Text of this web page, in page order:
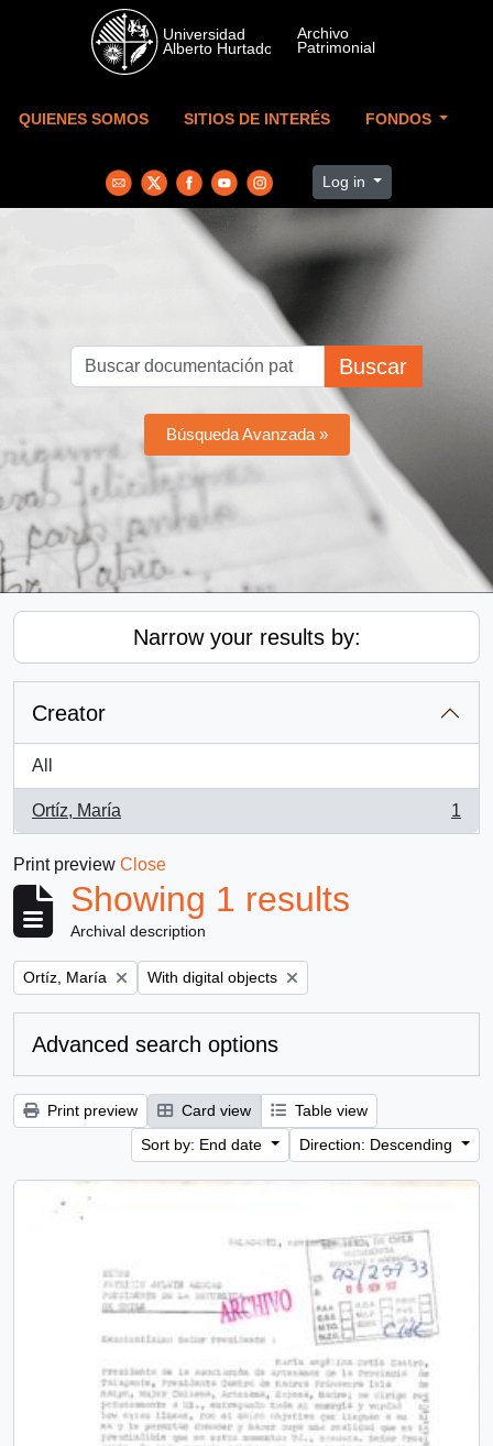
Skip to main content
QUIENES SOMOS SITIOS DE INTERÉS FONDOS
Log in
Buscar
Búsqueda Avanzada »
Narrow your results by:
Creator
All
Ortíz, María
, 1 results
1
Print preview Close
Showing 1 results
Archival description
Remove filter:
Ortíz, María Remove filter:
With digital objects
Advanced search options
Print preview Card view
Table view
Sort by: End date
Direction: Descending